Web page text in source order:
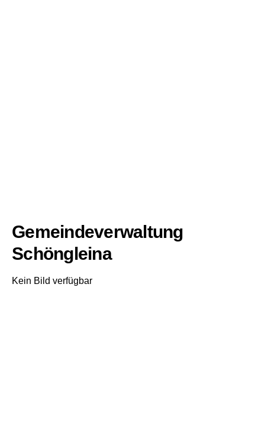
Gemeindeverwaltung
Schöngleina
Kein Bild verfügbar